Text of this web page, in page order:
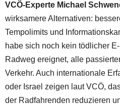
VCÖ-Experte Michael
wirksamere Alternativen:
Tempolimits und
habe sich noch kein tödlicher
Radweg ereignet, alle
Verkehr. Auch internationale
oder Israel zeigen laut VCÖ,
der Radfahrenden reduzieren